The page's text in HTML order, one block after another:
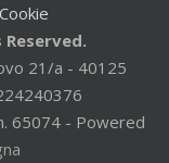
Cookie
21/a - 40125
65074 - Powered